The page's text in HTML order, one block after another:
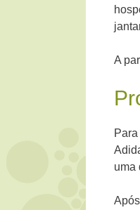
A
uma